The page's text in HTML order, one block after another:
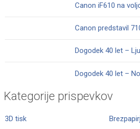
Canon iF610 na
Canon predstavil
Dogodek 40 let –
Dogodek 40 let –
Kategorije prispevkov
3D tisk